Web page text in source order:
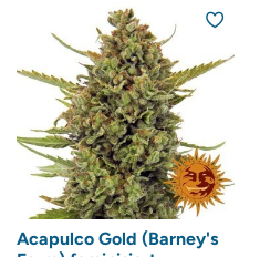
Acapulco Gold (Barney's